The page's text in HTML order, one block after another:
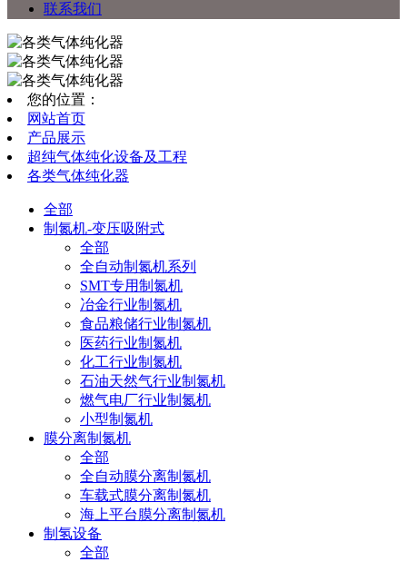
联系我们
您的位置：
网站首页
产品展示
超纯气体纯化设备及工程
各类气体纯化器
全部
制氮机-变压吸附式
全部
全自动制氮机系列
SMT专用制氮机
冶金行业制氮机
食品粮储行业制氮机
医药行业制氮机
化工行业制氮机
石油天然气行业制氮机
燃气电厂行业制氮机
小型制氮机
膜分离制氮机
全部
全自动膜分离制氮机
车载式膜分离制氮机
海上平台膜分离制氮机
制氢设备
全部